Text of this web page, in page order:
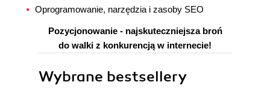
Oprogramowanie, narzędzia i zasoby SEO
Pozycjonowanie - najskuteczniejsza broń
do walki z konkurencją w internecie!
Wybrane bestsellery